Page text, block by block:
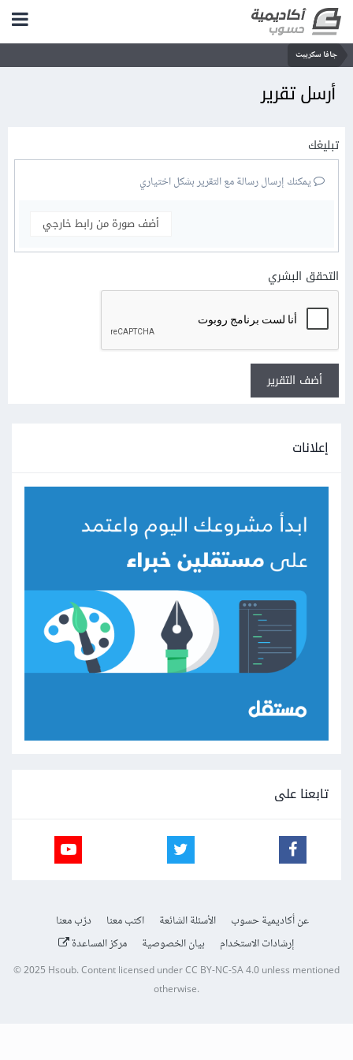
جافا سكريبت
أرسل تقرير
تبليغك
يمكنك إرسال رسالة مع التقرير بشكل اختياري
أضف صورة من رابط خارجي
التحقق البشري
أضف التقرير
إعلانات
تابعنا على
عن أكاديمية حسوب الأسئلة الشائعة اكتب معنا
درّب معنا
إرشادات الاستخدام
بيان الخصوصية مركز المساعدة
© 2025 Hsoub.Content licensed underCC BY-NC-SA 4.0unless mentioned
otherwise.